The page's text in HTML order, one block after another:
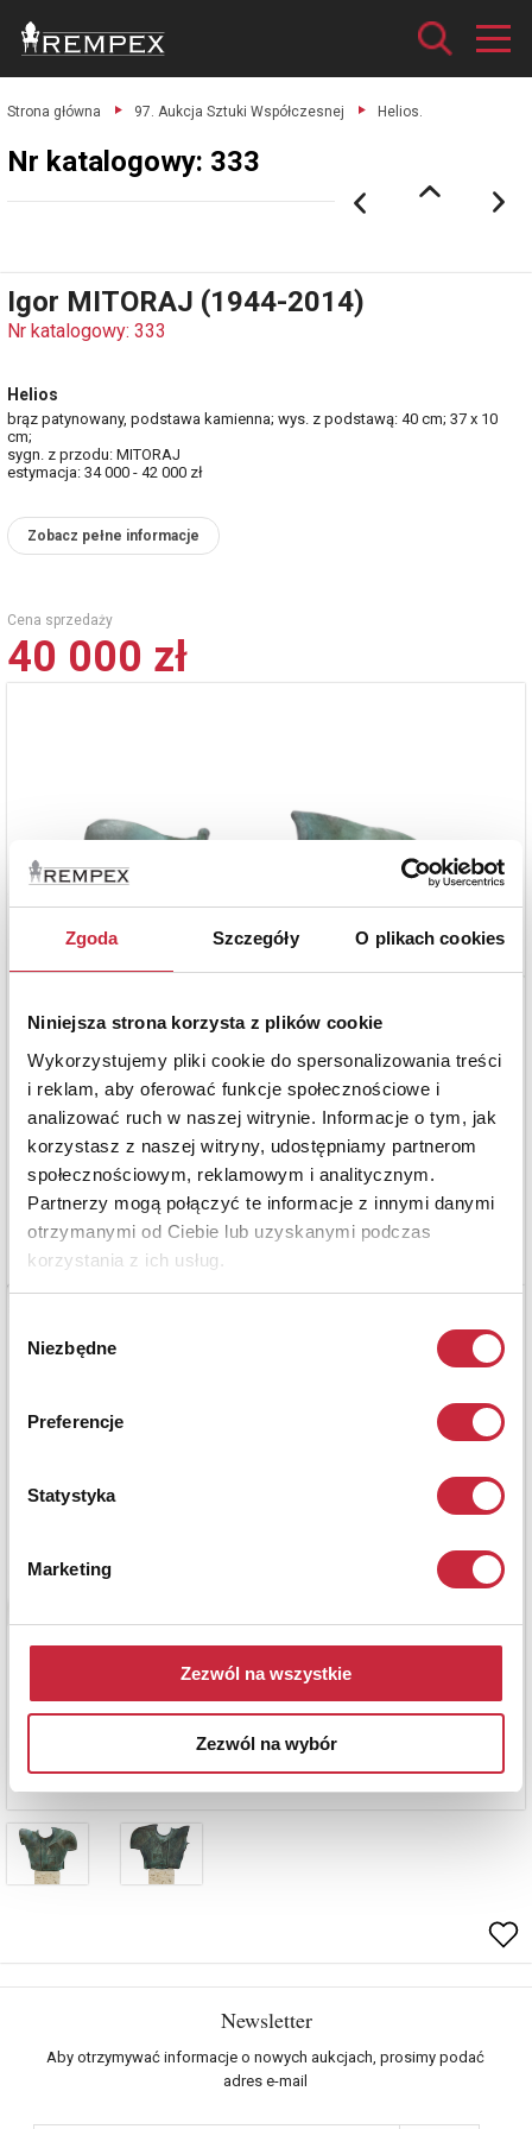
Zgoda Szczegóły O plikach cookies
Niniejsza strona korzysta z plików cookie
Wykorzystujemy pliki cookie do spersonalizowania treści
i reklam, aby oferować funkcje społecznościowe i
analizować ruch w naszej witrynie. Informacje o tym, jak
korzystasz z naszej witryny, udostępniamy partnerom
społecznościowym, reklamowym i analitycznym.
Partnerzy mogą połączyć te informacje z innymi danymi
otrzymanymi od Ciebie lub uzyskanymi podczas
korzystania z ich usług.
zgody
Niezbędne
Preferencje
Statystyka
Marketing
Zezwól na wszystkie
Zezwól na wybór
Strona główna 97. Aukcja Sztuki Współczesnej Helios.
Nr katalogowy: 333
Igor MITORAJ (1944-2014)
Nr katalogowy: 333
Helios
brąz patynowany, podstawa kamienna; wys. z podstawą: 40 cm; 37 x 10
cm;
sygn. z przodu: MITORAJ
estymacja: 34 000 - 42 000 zł
Zobacz pełne informacje
Cena sprzedaży
40 000 zł
Newsletter
Aby otrzymywać informacje o nowych aukcjach, prosimy podać
adres e-mail